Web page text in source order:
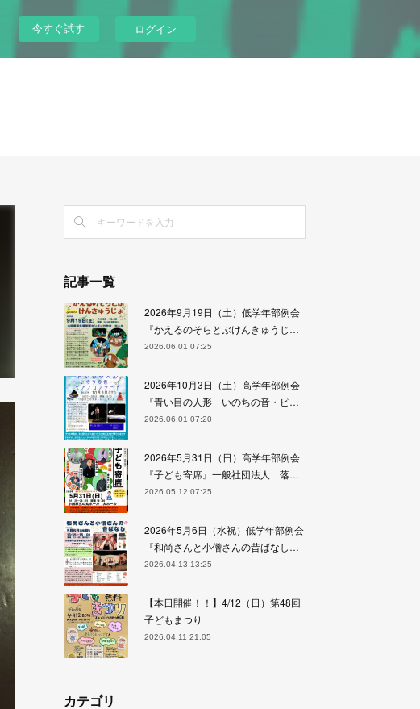
今すぐ試す ログイン
記事一覧
2026年9月19日（土）低学年部例会
『かえるのそらとぶけんきゅうじ…
2026.06.01 07:25
2026年10月3日（土）高学年部例会
『青い目の人形 いのちの音・ピ…
2026.06.01 07:20
2026年5月31日（日）高学年部例会
『子ども寄席』一般社団法人 落…
2026.05.12 07:25
2026年5月6日（水祝）低学年部例会
『和尚さんと小僧さんの昔ばなし…
2026.04.13 13:25
【本日開催！！】4/12（日）第48回
子どもまつり
2026.04.11 21:05
カテゴリ